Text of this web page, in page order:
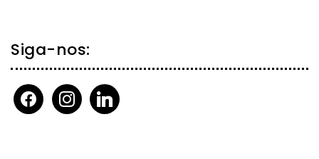
Siga-nos:
facebookinstagramlinkedin